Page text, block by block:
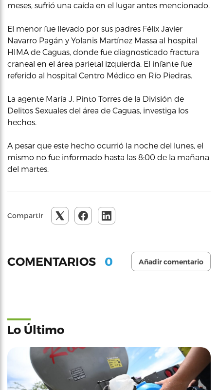
meses, sufrió una caída en el lugar antes mencionado.
El menor fue llevado por sus padres Félix Javier
Navarro Pagán y Yolanis Martínez Massa al hospital
HIMA de Caguas, donde fue diagnosticado fractura
craneal en el área parietal izquierda. El infante fue
referido al hospital Centro Médico en Río Piedras.
La agente María J. Pinto Torres de la División de
Delitos Sexuales del área de Caguas, investiga los
hechos.
A pesar que este hecho ocurrió la noche del lunes, el
mismo no fue informado hasta las 8:00 de la mañana
del martes.
Compartir
COMENTARIOS 0 Añadir comentario
Lo Último